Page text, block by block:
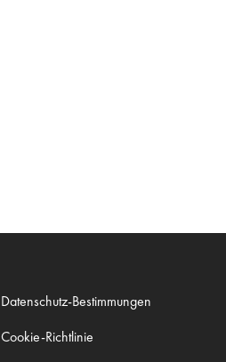
Datenschutz-Bestimmungen
Cookie-Richtlinie